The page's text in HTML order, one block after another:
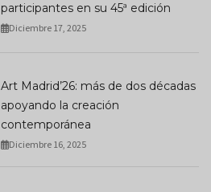
participantes en su 45ª edición
Diciembre 17, 2025
Art Madrid’26: más de dos décadas
apoyando la creación
contemporánea
Diciembre 16, 2025